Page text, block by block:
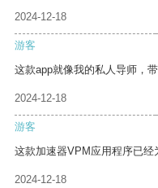
2024-12-18
游客
这款app就像我的私人导师，
2024-12-18
游客
这款加速器VPM应用程序已经
2024-12-18